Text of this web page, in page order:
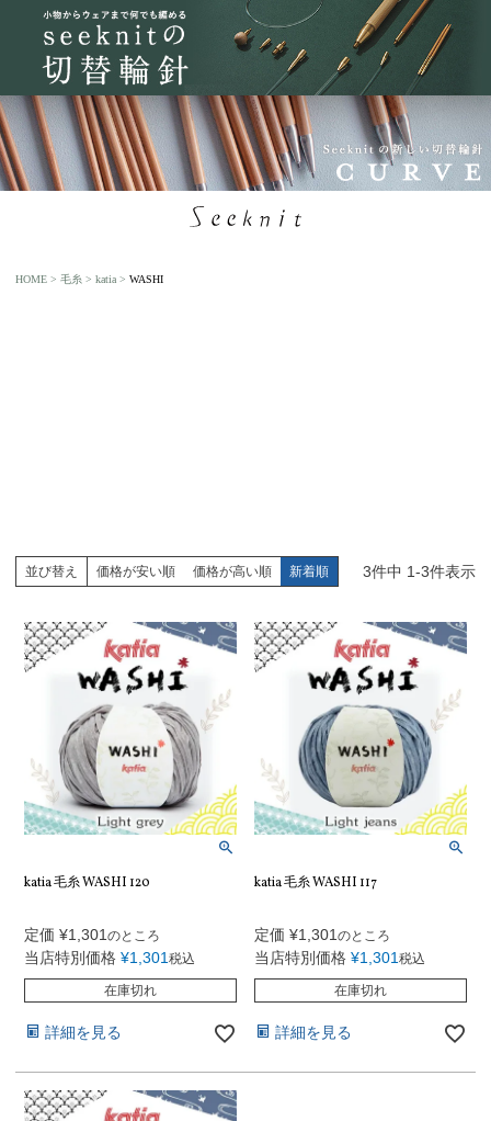
HOME 毛糸 katia WASHI
並び替え 価格が安い順 価格が高い順 新着順 3件中 1-3件表示
katia 毛糸 WASHI 120
定価 ¥1,301のところ
当店特別価格 ¥1,301税込
在庫切れ
詳細を見る
katia 毛糸 WASHI 117
定価 ¥1,301のところ
当店特別価格 ¥1,301税込
在庫切れ
詳細を見る